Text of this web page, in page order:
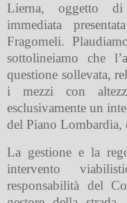
Lierna, oggetto di
immediata
Fragomeli.
sottolineiamo che
questione sollevata,
i mezzi con
esclusivamente un
del Piano Lombardia,
La gestione e la
intervento
responsabilità del